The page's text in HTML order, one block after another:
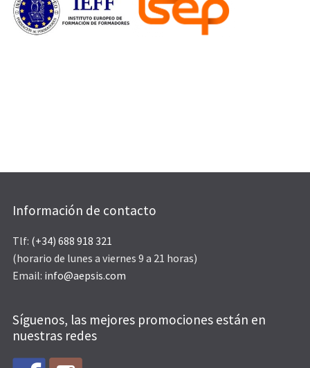
Información de contacto
Tlf: (+34) 688 918 321
(horario de lunes a viernes 9 a 21 horas)
Email: info@aepsis.com
Síguenos, las mejores promociones están en
nuestras redes